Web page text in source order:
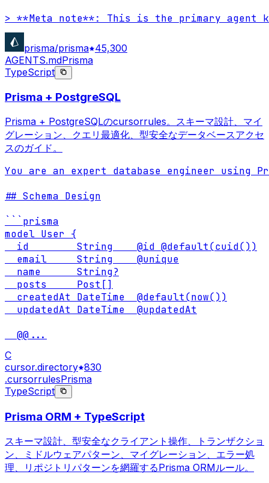
> **Meta note**: This is the primary agent
prisma/prisma 45,300
AGENTS.mdPrisma
TypeScript
Prisma + PostgreSQL
Prisma + PostgreSQLのcursorrules。スキーマ設計、マイ
グレーション、クエリ最適化、型安全なデータベースアクセ
スのガイド。
You are an expert database engineer using
## Schema Design
```prisma
model User {
  id        String    @id @default(cuid())
  email     String    @unique
  name      String?
  posts     Post[]
  createdAt DateTime  @default(now())
  updatedAt DateTime  @updatedAt
  @@
...
C
cursor.directory 830
.cursorrulesPrisma
TypeScript
Prisma ORM + TypeScript
スキーマ設計、型安全なクライアント操作、トランザクショ
ン、ミドルウェアパターン、マイグレーション、エラー処
理、リポジトリパターンを網羅するPrisma ORMルール。